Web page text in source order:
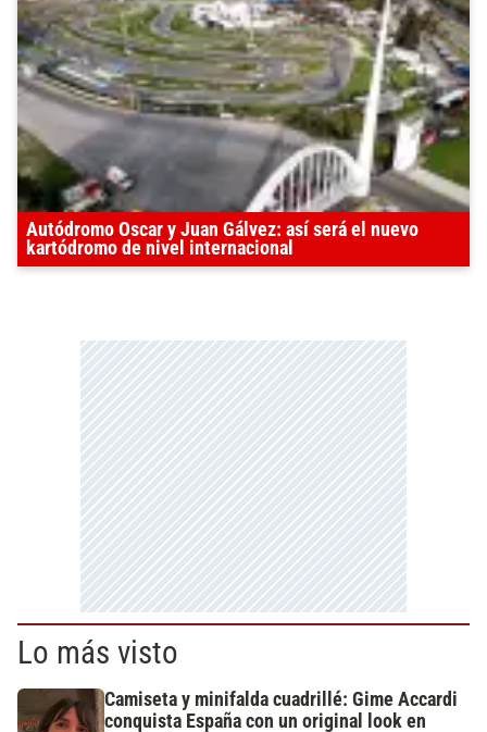
Autódromo Oscar y Juan Gálvez: así será el nuevo
kartódromo de nivel internacional
Lo más visto
Camiseta y minifalda cuadrillé: Gime Accardi
conquista España con un original look en